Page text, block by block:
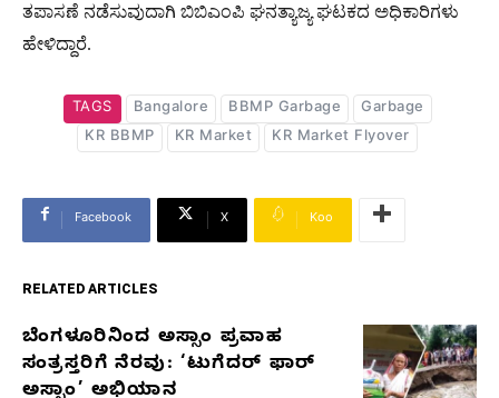
ತಪಾಸಣೆ ನಡೆಸುವುದಾಗಿ ಬಿಬಿಎಂಪಿ ಘನತ್ಯಾಜ್ಯ ಘಟಕದ ಅಧಿಕಾರಿಗಳು
ಹೇಳಿದ್ದಾರೆ.
TAGS Bangalore BBMP Garbage
Garbage
KR BBMP
KR Market KR Market Flyover
Facebook X Koo
RELATED ARTICLES
RELATED
ARTICLES
ಬೆಂಗಳೂರಿನಿಂದ ಅಸ್ಸಾಂ ಪ್ರವಾಹ
ಸಂತ್ರಸ್ತರಿಗೆ ನೆರವು: ‘ಟುಗೆದರ್ ಫಾರ್
ಅಸ್ಸಾಂ’ ಅಭಿಯಾನ